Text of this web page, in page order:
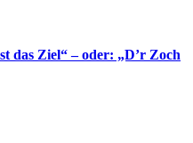
das Ziel“ – oder: „D’r Zoch